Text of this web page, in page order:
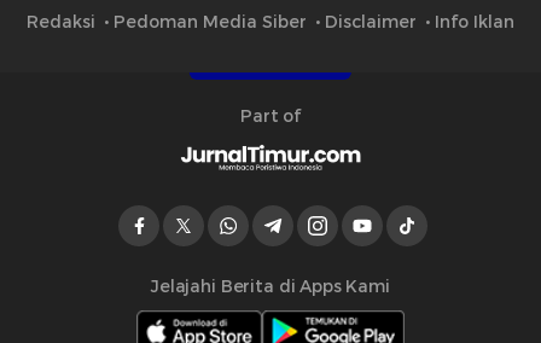
Redaksi Pedoman Media Siber Disclaimer Info Iklan
Part of
Jelajahi Berita di Apps Kami